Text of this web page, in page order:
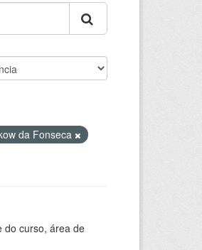
da Fonseca
do curso, área de